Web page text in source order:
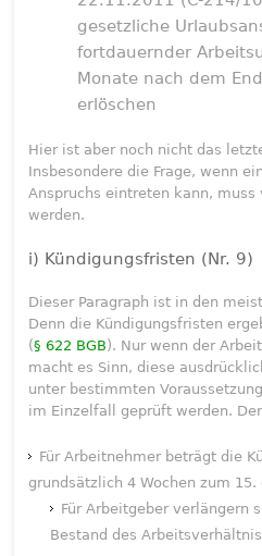
gesetzliche
fortdauernder
Monate nach dem
erlöschen
Hier ist aber noch nicht das
Insbesondere die Frage, wenn
Anspruchs eintreten kann, muss
werden.
i) Kündigungsfristen (Nr. 9)
Dieser Paragraph ist in den
Denn die Kündigungsfristen
(§ 622 BGB). Nur wenn der
macht es Sinn, diese
unter bestimmten
im Einzelfall geprüft werden.
Für Arbeitnehmer beträgt die
grundsätzlich 4 Wochen zum
Für Arbeitgeber verlängern
Bestand des